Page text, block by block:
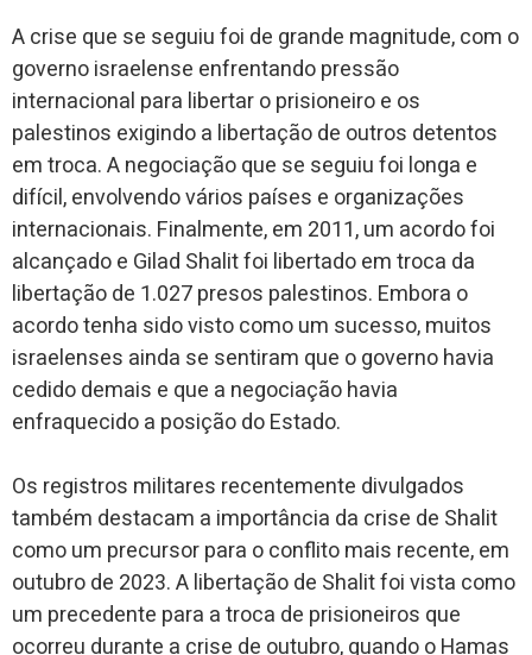
A crise que se seguiu foi de grande magnitude, com o
governo israelense enfrentando pressão
internacional para libertar o prisioneiro e os
palestinos exigindo a libertação de outros detentos
em troca. A negociação que se seguiu foi longa e
difícil, envolvendo vários países e organizações
internacionais. Finalmente, em 2011, um acordo foi
alcançado e Gilad Shalit foi libertado em troca da
libertação de 1.027 presos palestinos. Embora o
acordo tenha sido visto como um sucesso, muitos
israelenses ainda se sentiram que o governo havia
cedido demais e que a negociação havia
enfraquecido a posição do Estado.
Os registros militares recentemente divulgados
também destacam a importância da crise de Shalit
como um precursor para o conflito mais recente, em
outubro de 2023. A libertação de Shalit foi vista como
um precedente para a troca de prisioneiros que
ocorreu durante a crise de outubro, quando o Hamas